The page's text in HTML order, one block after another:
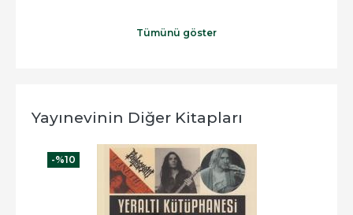
Tümünü göster
Yayınevinin Diğer Kitapları
-%10